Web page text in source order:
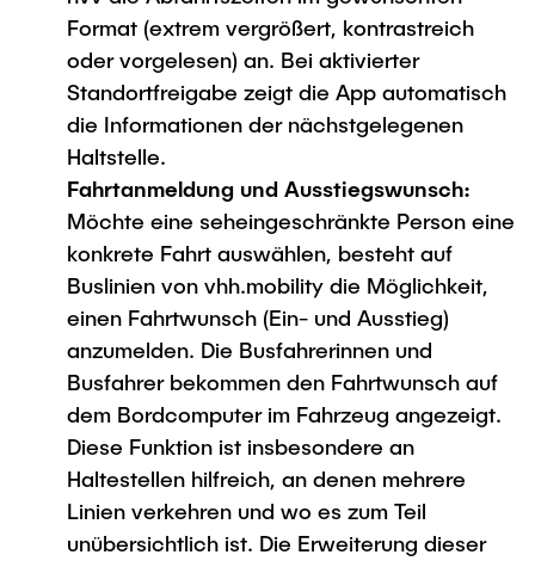
Format (extrem vergrößert, kontrastreich
oder vorgelesen) an. Bei aktivierter
Standortfreigabe zeigt die App automatisch
die Informationen der nächstgelegenen
Haltstelle.
Fahrtanmeldung und Ausstiegswunsch:
Möchte eine seheingeschränkte Person eine
konkrete Fahrt auswählen, besteht auf
Buslinien von vhh.mobility die Möglichkeit,
einen Fahrtwunsch (Ein- und Ausstieg)
anzumelden. Die Busfahrerinnen und
Busfahrer bekommen den Fahrtwunsch auf
dem Bordcomputer im Fahrzeug angezeigt.
Diese Funktion ist insbesondere an
Haltestellen hilfreich, an denen mehrere
Linien verkehren und wo es zum Teil
unübersichtlich ist. Die Erweiterung dieser